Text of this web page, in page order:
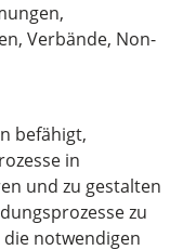
Verbände, Non-
befähigt,
in
und zu gestalten
zu
notwendigen